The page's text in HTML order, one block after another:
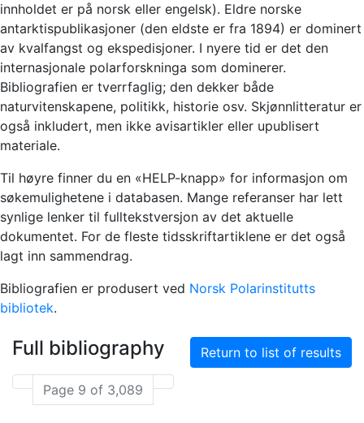
innholdet er på norsk eller engelsk). Eldre norske
antarktispublikasjoner (den eldste er fra 1894) er dominert
av kvalfangst og ekspedisjoner. I nyere tid er det den
internasjonale polarforskninga som dominerer.
Bibliografien er tverrfaglig; den dekker både
naturvitenskapene, politikk, historie osv. Skjønnlitteratur er
også inkludert, men ikke avisartikler eller upublisert
materiale.
Til høyre finner du en «HELP-knapp» for informasjon om
søkemulighetene i databasen. Mange referanser har lett
synlige lenker til fulltekstversjon av det aktuelle
dokumentet. For de fleste tidsskriftartiklene er det også
lagt inn sammendrag.
Bibliografien er produsert ved Norsk Polarinstitutts
bibliotek.
Full bibliography Return to list of results
Page 9 of 3,089